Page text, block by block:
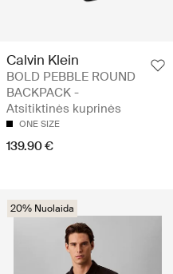
Calvin Klein
BOLD PEBBLE ROUND
BACKPACK -
Atsitiktinės kuprinės
ONE SIZE
139.90 €
20% Nuolaida